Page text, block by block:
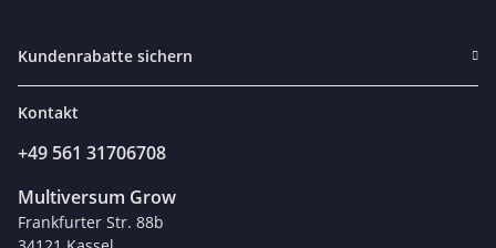
Kundenrabatte sichern
Kontakt
+49 561 31706708
Multiversum Grow
Frankfurter Str. 88b